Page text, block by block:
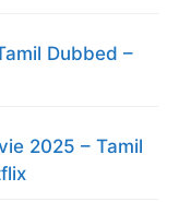
Dubbed –
2025 – Tamil